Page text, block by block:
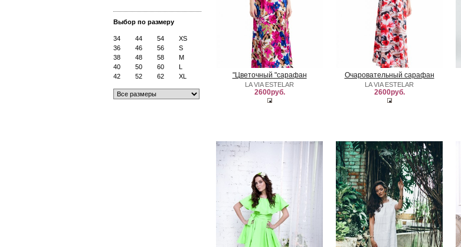
Выбор по размеру
34 44 54
XS
36
46 56
S
38
48 58
M
40
50 60
L
42
52 62 XL "Цветочный "сарафан
LA VIA ESTELAR
2600руб.
Очаровательный сарафан
LA VIA ESTELAR
2600руб.